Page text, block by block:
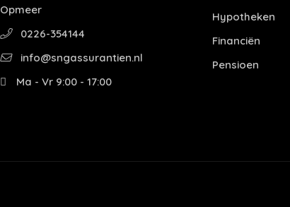
Opmeer
0226-354144
info@sngassurantien.nl
Ma - Vr 9:00 - 17:00
Hypotheken
Financiën
Pensioen